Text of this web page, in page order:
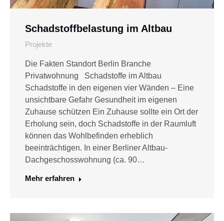
Schadstoffbelastung im Altbau
Projekte
Die Fakten Standort Berlin Branche
Privatwohnung Schadstoffe im Altbau
Schadstoffe in den eigenen vier Wänden – Eine
unsichtbare Gefahr Gesundheit im eigenen
Zuhause schützen Ein Zuhause sollte ein Ort der
Erholung sein, doch Schadstoffe in der Raumluft
können das Wohlbefinden erheblich
beeinträchtigen. In einer Berliner Altbau-
Dachgeschosswohnung (ca. 90…
Mehr erfahren